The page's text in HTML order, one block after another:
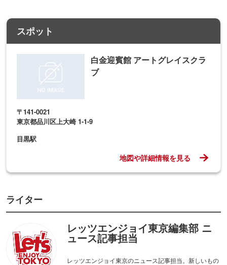
スポット
白金迎賓館 アートグレイスクラ
ブ
〒141-0021
東京都品川区上大崎 1-1-9
目黒駅
地図や詳細情報を見る
ライター
レッツエンジョイ東京編集部 ニ
ュース記事担当
レッツエンジョイ東京のニュース記事担当。新しいもの